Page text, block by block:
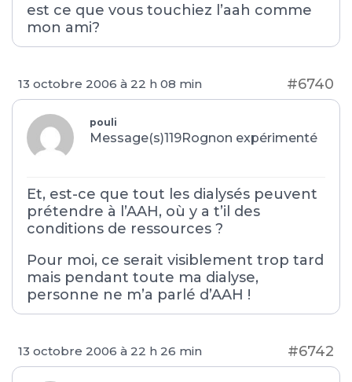
est ce que vous touchiez l’aah comme
mon ami?
13 octobre 2006 à 22 h 08 min #6740
pouli
Message(s)119Rognon expérimenté
Et, est-ce que tout les dialysés peuvent
prétendre à l’AAH, où y a t’il des
conditions de ressources ?
Pour moi, ce serait visiblement trop tard
mais pendant toute ma dialyse,
personne ne m’a parlé d’AAH !
13 octobre 2006 à 22 h 26 min #6742